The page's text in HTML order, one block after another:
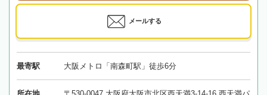
メールする
最寄駅 大阪メトロ「南森町駅」徒歩6分